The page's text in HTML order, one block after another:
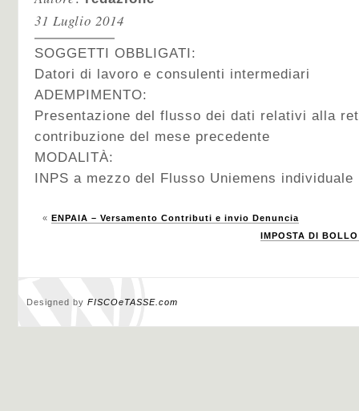
31 Luglio 2014
SOGGETTI OBBLIGATI:
Datori di lavoro e consulenti intermediari
ADEMPIMENTO:
Presentazione del flusso dei dati relativi alla
contribuzione del mese precedente
MODALITÀ:
INPS a mezzo del Flusso Uniemens
« ENPAIA – Versamento Contributi e invio Denuncia
IMPOSTA DI
Designed by FISCOeTASSE.com